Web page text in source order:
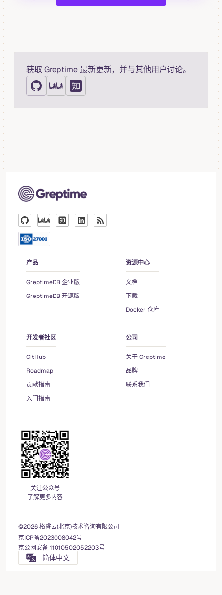
获取 Greptime 最新更新，并与其他用户讨论。
产品
GreptimeDB 企业版
GreptimeDB 开源版
资源中心
文档
下载
Docker 仓库
开发者社区
GitHub
Roadmap
贡献指南
入门指南
公司
关于 Greptime
品牌
联系我们
关注公众号
了解更多内容
©2026 格睿云(北京)技术咨询有限公司
京ICP备2023008042号
京公网安备 11010502052203号
简体中文